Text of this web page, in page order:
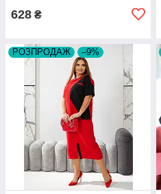
628 ₴
РОЗПРОДАЖ –9%